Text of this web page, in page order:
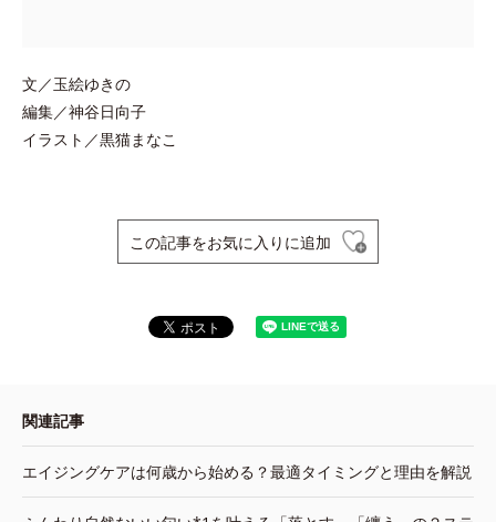
文／玉絵ゆきの
編集／神谷日向子
イラスト／黒猫まなこ
この記事をお気に入りに追加
関連記事
エイジングケアは何歳から始める？最適タイミングと理由を解説